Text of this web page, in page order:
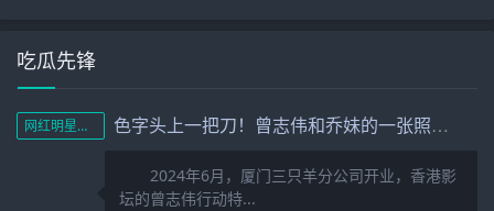
吃瓜先锋
网红明星黑料 色字头上一把刀！曾志伟和乔妹的一张照片展现娱乐圈的阴暗面
2024年6月，厦门三只羊分公司开业，香港影
坛的曾志伟行动特...